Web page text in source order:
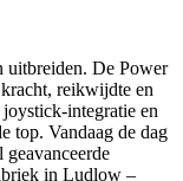
De Power
reikwijdte en
integratie en
top. Vandaag de dag
in Ludlow –